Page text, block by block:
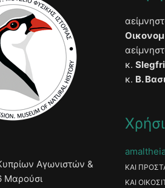
Αγωνιστών &
Μαρούσι
κ.
κ. Β.
ΚΑΙ
ΚΑΙ